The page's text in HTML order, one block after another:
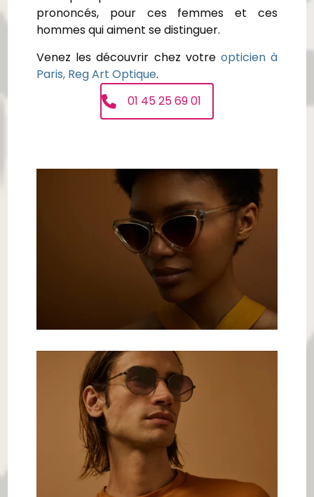
prononcés, pour ces femmes et ces
hommes qui aiment se distinguer.
Venez les découvrir chez votre opticien à
Paris, Reg Art Optique.
01 45 25 69 01